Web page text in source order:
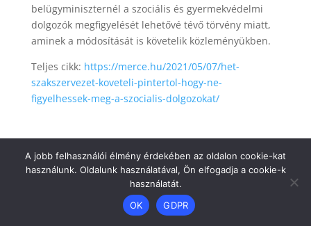
belügyminiszternél a szociális és gyermekvédelmi
dolgozók megfigyelését lehetővé tévő törvény miatt,
aminek a módosítását is követelik közleményükben.
Teljes cikk: https://merce.hu/2021/05/07/het-
szakszervezet-koveteli-pintertol-hogy-ne-
figyelhessek-meg-a-szocialis-dolgozokat/
Elegant Themes| Motor:
A jobb felhasználói élmény érdekében az oldalon cookie-kat
használunk. Oldalunk használatával, Ön elfogadja a cookie-k
használatát.
OK
GDPR